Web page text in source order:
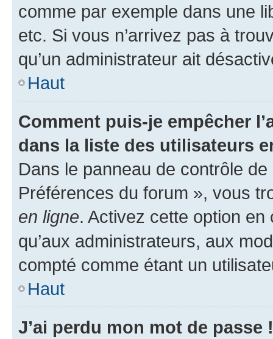
comme par exemple dans une
etc. Si vous n’arrivez pas à
qu’un administrateur ait
Haut
Comment puis-je empêcher
dans la liste des utilisateurs
Dans le panneau de contrôle
Préférences du forum », vous
en ligne. Activez cette option
qu’aux administrateurs, aux
compté comme étant un
Haut
J’ai perdu mon mot de passe !